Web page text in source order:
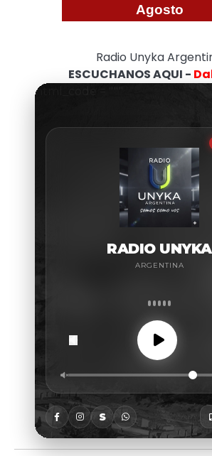
Agosto
Radio Unyka
ESCUCHANOS AQUI -